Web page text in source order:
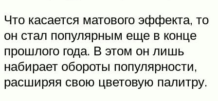
Что касается матового эффекта, то
он стал популярным еще в конце
прошлого года. В этом он лишь
набирает обороты популярности,
расширяя свою цветовую палитру.